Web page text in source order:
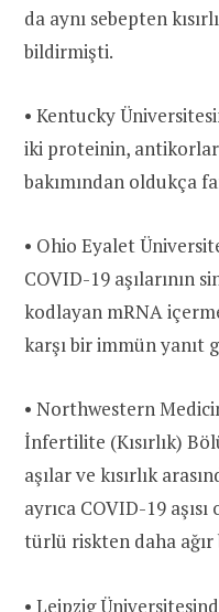
da aynı sebepten
bildirmişti.
• Kentucky
iki proteinin,
bakımından oldukça
• Ohio Eyalet
COVID-19 aşılarının
kodlayan mRNA
karşı bir immün yanıt
• Northwestern
İnfertilite (Kısırlık)
aşılar ve kısırlık
ayrıca COVID-19
türlü riskten daha ağır
• Leipzig